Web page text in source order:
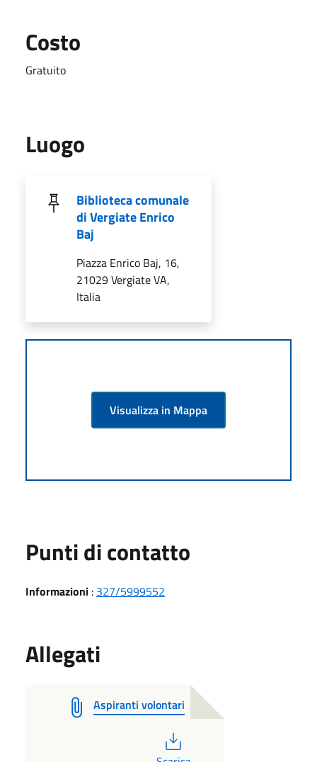
Costo
Gratuito
Luogo
Biblioteca comunale
di Vergiate Enrico
Baj
Piazza Enrico Baj, 16,
21029 Vergiate VA,
Italia
Visualizza in Mappa
Punti di contatto
Informazioni : 327/5999552
Allegati
Aspiranti volontari